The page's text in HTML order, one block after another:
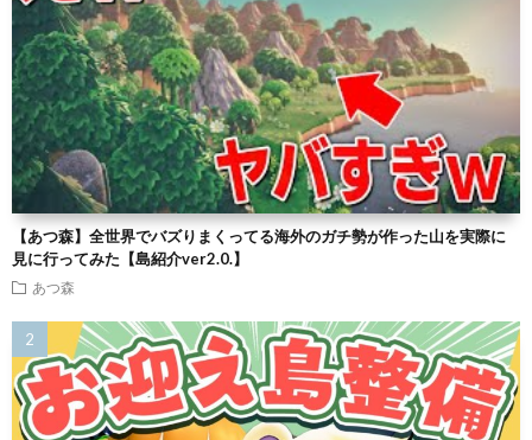
【あつ森】全世界でバズりまくってる海外のガチ勢が作った山を実際に
見に行ってみた【島紹介ver2.0.】
あつ森